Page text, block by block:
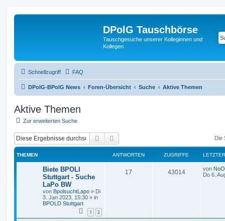
DPolG Tauschbörse
Tauschgesuche unserer Kolleginnen und
Kollegen
Schnellzugriff FAQ
DPolG-BPolG News Foren-Übersicht Suche Aktive Themen
Aktive Themen
Zur erweiterten Suche
Suche Die
THEMEN ANTWORTEN ZUGRIFFE
Biete BPOLI
Stuttgart - Suche
LaPo BW
von BpolsuchtLapo » Di
3. Jan 2023, 15:30 » in
BPOLD Stuttgart
1 2
17 43014 von
Do 6.